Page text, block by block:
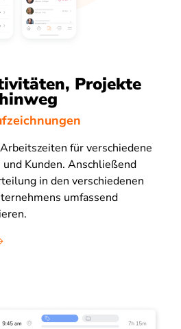
Projekte
für verschiedene
Kunden. Anschließend
in den verschiedenen
umfassend